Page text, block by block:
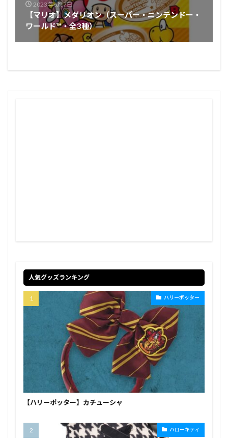
2023年6月7日
【マリオ】メダリオン（スーパー・ニンテンドー・
ワールド™・全3種）
人気グッズランキング
ハリーポッター
【ハリーポッター】カチューシャ
ハローキティ